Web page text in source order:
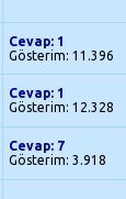
Cevap: 1
Gösterim: 11.396
Cevap: 1
Gösterim: 12.328
Cevap: 7
Gösterim: 3.918